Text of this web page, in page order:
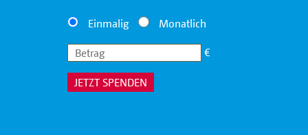
Einmalig Monatlich
€
JETZT SPENDEN